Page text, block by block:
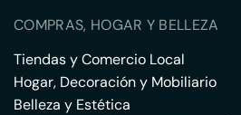
COMPRAS, HOGAR Y BELLEZA
Tiendas y Comercio Local
Hogar, Decoración y Mobiliario
Belleza y Estética